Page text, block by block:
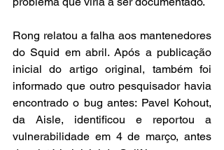
Rong relatou a falha aos mantenedores
do Squid em abril. Após a publicação
inicial do artigo original, também foi
informado que outro pesquisador havia
encontrado o bug antes: Pavel Kohout,
da Aisle, identificou e reportou a
vulnerabilidade em 4 de março, antes